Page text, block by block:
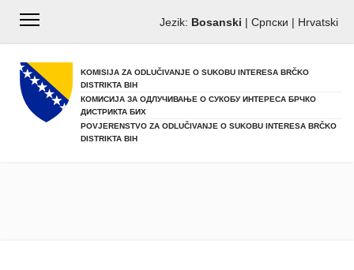
Jezik: Bosanski | Српски | Hrvatski
KOMISIJA ZA ODLUČIVANJE O SUKOBU INTERESA BRČKO
DISTRIKTA BIH
КОМИСИЈА ЗА ОДЛУЧИВАЊЕ О СУКОБУ ИНТЕРЕСА БРЧКО
ДИСТРИКТА БИХ
POVJERENSTVO ZA ODLUČIVANJE O SUKOBU INTERESA BRČKO
DISTRIKTA BIH